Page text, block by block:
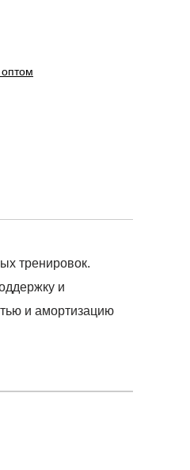
оптом
тренировок.
и
и амортизацию